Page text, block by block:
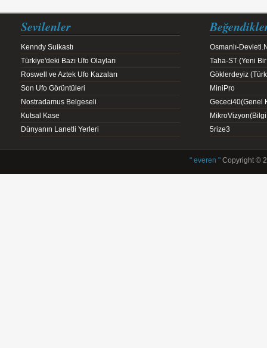
Sevilenler
Kenndy Suikastı
Türkiye'deki Bazı Ufo Olayları
Roswell ve Aztek Ufo Kazaları
Son Ufo Görüntüleri
Nostradamus Belgeseli
Kutsal Kase
Dünyanın Lanetli Yerleri
Osmanlı-
Taha-ST (Yeni
Göklerdeyiz
MiniPro
Gececi40(Genel
5rize3
" everen "Copyright ©